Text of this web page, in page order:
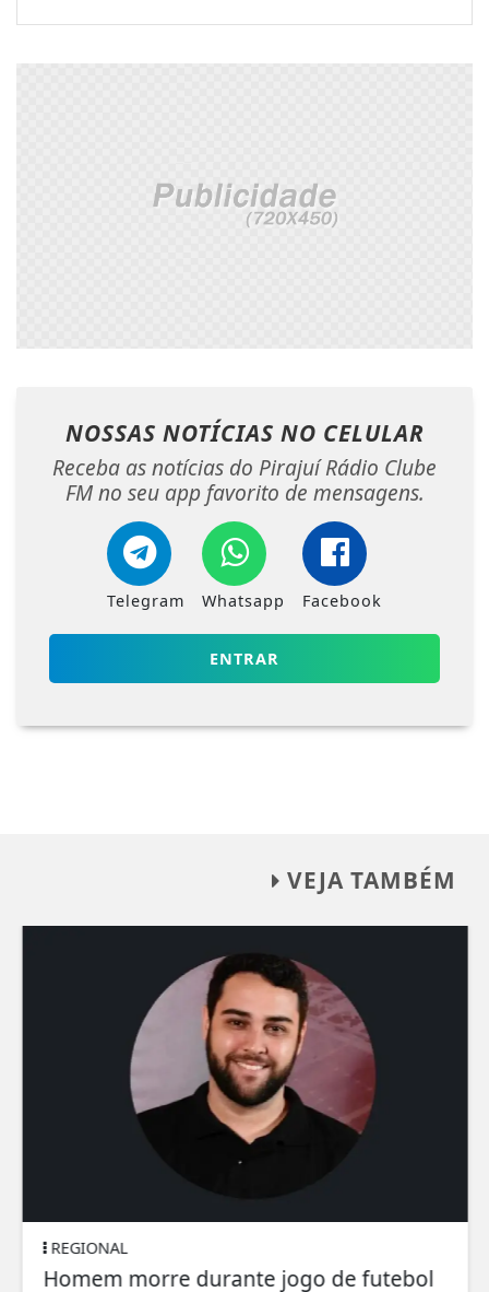
NOSSAS NOTÍCIAS NO CELULAR
Receba as notícias do Pirajuí Rádio Clube
FM no seu app favorito de mensagens.
Telegram Whatsapp Facebook
ENTRAR
VEJA TAMBÉM
REGIONAL
Homem morre durante jogo de futebol